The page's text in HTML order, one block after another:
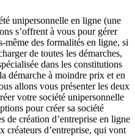
unipersonnelle en ligne (une
s’offrent à vous pour gérer
même des formalités en ligne, si
de toutes les démarches,
dans les constitutions
démarche à moindre prix et en
allons vous présenter les deux
votre société unipersonnelle
pour créer sa société
de création d’entreprise en ligne
créateurs d’entreprise, qui vont